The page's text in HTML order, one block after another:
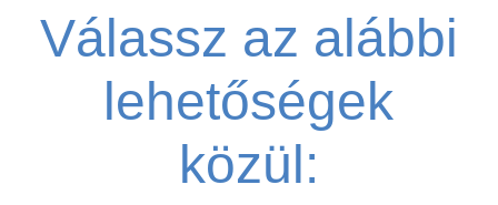
Válassz az alábbi
lehetőségek
közül: